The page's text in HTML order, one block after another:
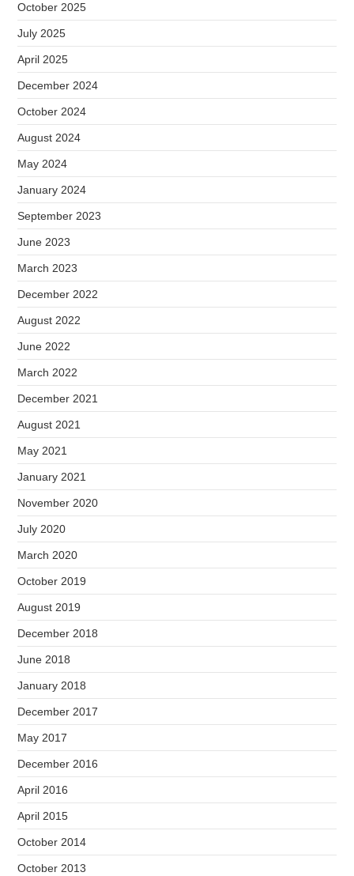
October 2025
July 2025
April 2025
December 2024
October 2024
August 2024
May 2024
January 2024
September 2023
June 2023
March 2023
December 2022
August 2022
June 2022
March 2022
December 2021
August 2021
May 2021
January 2021
November 2020
July 2020
March 2020
October 2019
August 2019
December 2018
June 2018
January 2018
December 2017
May 2017
December 2016
April 2016
April 2015
October 2014
October 2013